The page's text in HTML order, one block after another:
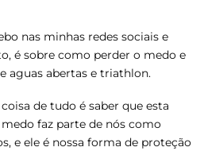
nas minhas redes sociais e
é sobre como perder o medo e
aguas abertas e triathlon.
de tudo é saber que esta
faz parte de nós como
e ele é nossa forma de proteção